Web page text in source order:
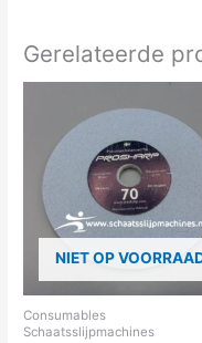
Gerelateerde
NIET OP
Consumables
Schaatsslijpmachines